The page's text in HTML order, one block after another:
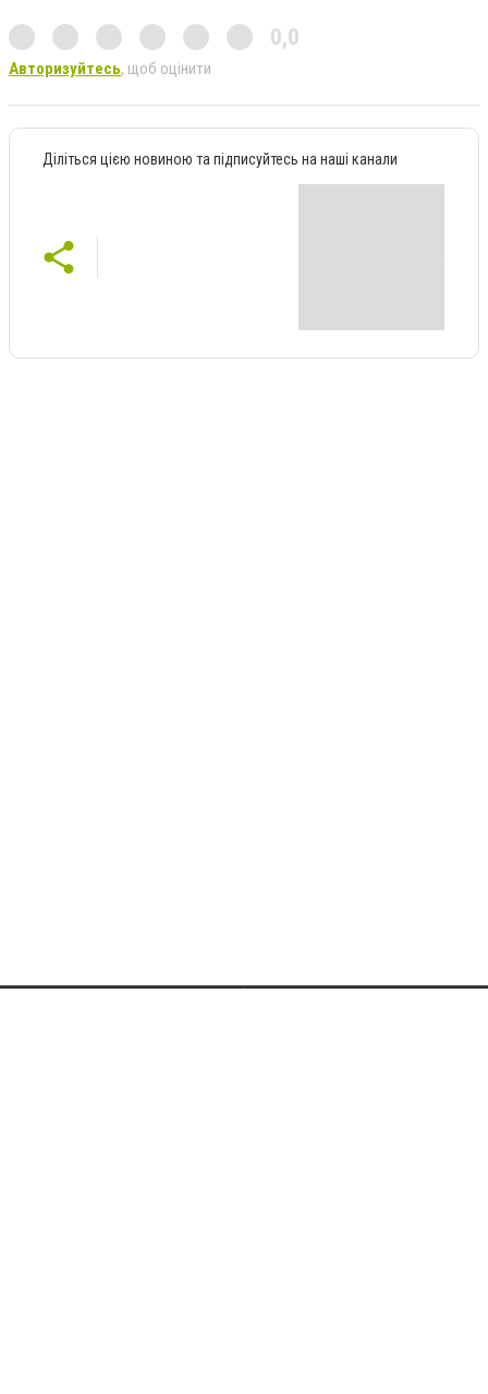
0,0
Авторизуйтесь, щоб оцінити
Діліться цією новиною та підписуйтесь на наші канали